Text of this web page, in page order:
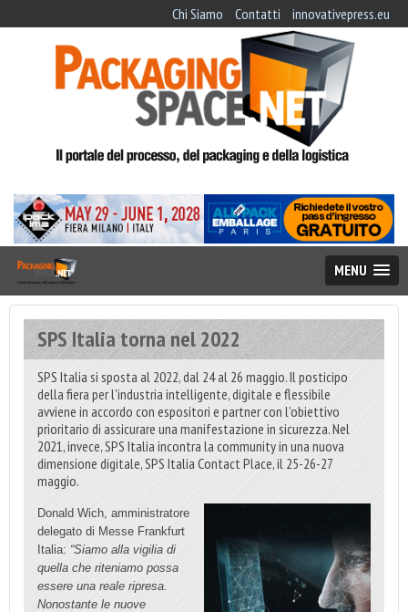
Chi Siamo Contatti innovativepress.eu
MENU
SPS Italia torna nel 2022
SPS Italia si sposta al 2022, dal 24 al 26 maggio. Il posticipo
della fiera per l'industria intelligente, digitale e flessibile
avviene in accordo con espositori e partner con l’obiettivo
prioritario di assicurare una manifestazione in sicurezza. Nel
2021, invece, SPS Italia incontra la community in una nuova
dimensione digitale, SPS Italia Contact Place, il 25-26-27
maggio.
Donald Wich, amministratore
delegato di Messe Frankfurt
Italia: “Siamo alla vigilia di
quella che riteniamo possa
essere una reale ripresa.
Nonostante le nuove